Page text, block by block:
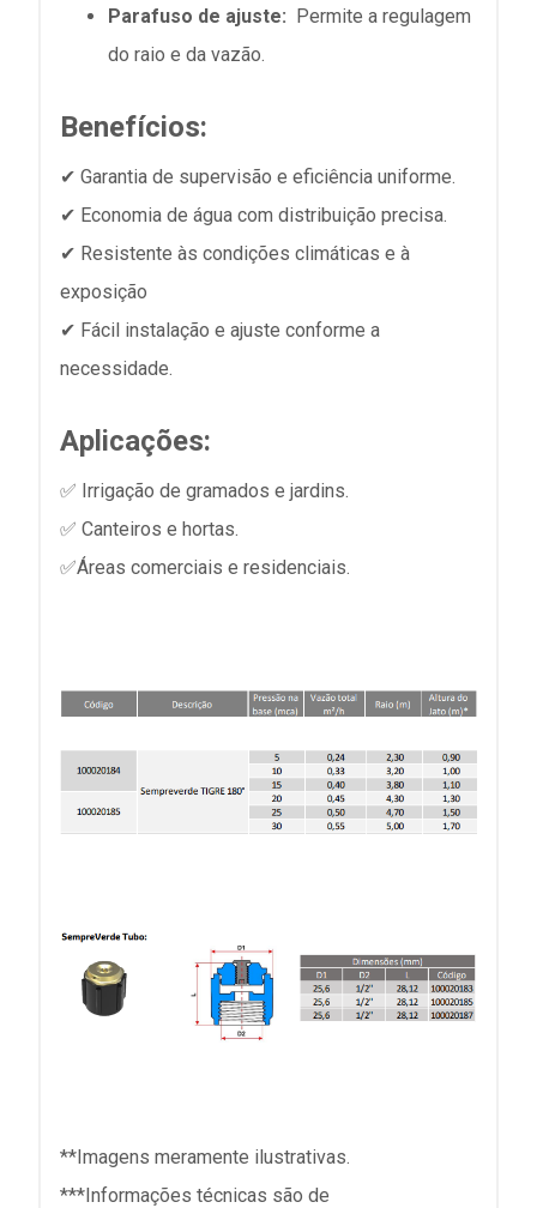
Parafuso de ajuste: Permite a regulagem
do raio e da vazão.
Benefícios:
✔ Garantia de supervisão e eficiência uniforme.
✔ Economia de água com distribuição precisa.
✔ Resistente às condições climáticas e à
exposição
✔ Fácil instalação e ajuste conforme a
necessidade.
Aplicações:
✅ Irrigação de gramados e jardins.
✅ Canteiros e hortas.
✅Áreas comerciais e residenciais.
**Imagens meramente ilustrativas.
***Informações técnicas são de